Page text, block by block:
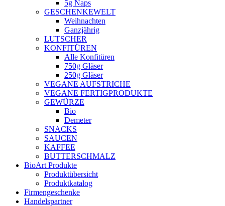
5g Naps
GESCHENKEWELT
Weihnachten
Ganzjährig
LUTSCHER
KONFITÜREN
Alle Konfitüren
750g Gläser
250g Gläser
VEGANE AUFSTRICHE
VEGANE FERTIGPRODUKTE
GEWÜRZE
Bio
Demeter
SNACKS
SAUCEN
KAFFEE
BUTTERSCHMALZ
BioArt Produkte
Produktübersicht
Produktkatalog
Firmengeschenke
Handelspartner